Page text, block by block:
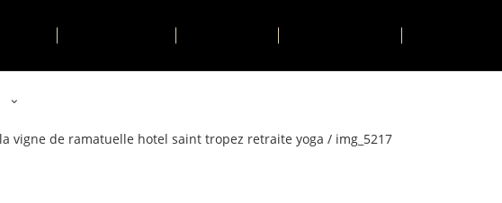
la vigne de ramatuelle hotel saint tropez retraite yoga / img_5217